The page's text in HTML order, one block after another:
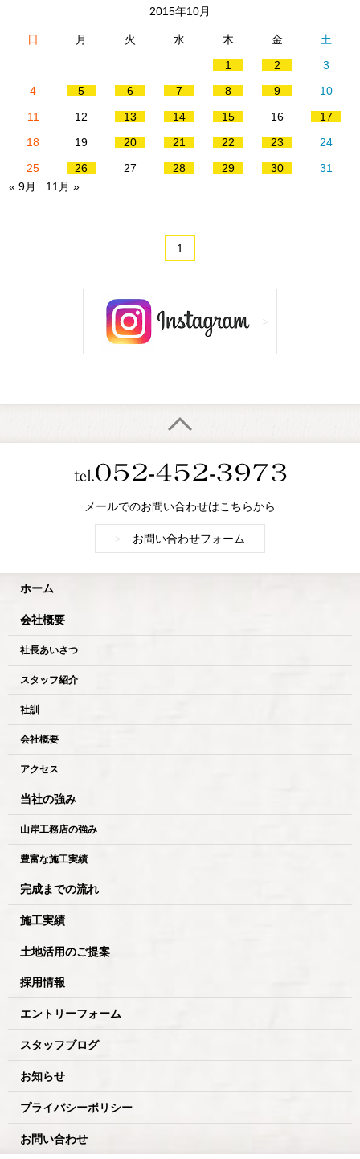
2015年10月
日 月 火 水 木 金
土
1
2
3
4
5 6 7 8 9
10
11
12 13 14 15 16
17
18
19 20 21 22 23
24
25
26 27 28 29 30
31
« 9月
11月 »
1
メールでのお問い合わせはこちらから
お問い合わせフォーム
ホーム
会社概要
社長あいさつ
スタッフ紹介
社訓
会社概要
アクセス
当社の強み
山岸工務店の強み
豊富な施工実績
完成までの流れ
施工実績
土地活用のご提案
採用情報
エントリーフォーム
スタッフブログ
お知らせ
プライバシーポリシー
お問い合わせ